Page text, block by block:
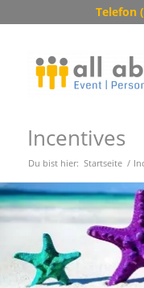
Telefon
Incentives
Du bist hier: Startseite /